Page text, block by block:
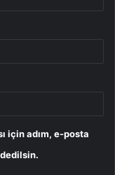
için adım, e-posta